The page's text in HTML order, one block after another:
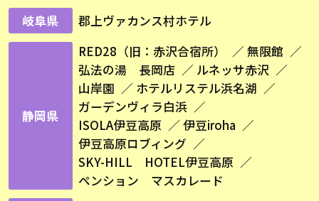
岐阜県
郡上ヴァカンス村ホテル
静岡県
RED28（旧：赤沢合宿所）
無限館
弘法の湯 長岡店
ルネッサ赤沢
山岸園
ホテルリステル浜名湖
ガーデンヴィラ白浜
ISOLA伊豆高原
伊豆iroha
伊豆高原ロブィング
SKY-HILL HOTEL伊豆高原
ペンション マスカレード